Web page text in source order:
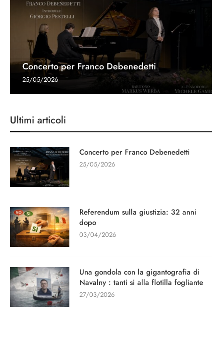
Concerto per Franco Debenedetti
25/05/2026
Ultimi articoli
Concerto per Franco Debenedetti
25/05/2026
Referendum sulla giustizia: 32 anni
dopo
03/04/2026
Una gondola con la gigantografia di
Navalny : tanti si alla flotilla fogliante
27/03/2026